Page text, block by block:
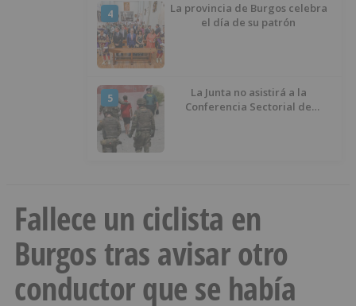
4
La provincia de Burgos celebra
el día de su patrón
5
La Junta no asistirá a la
Conferencia Sectorial de
Fallece un ciclista en
Burgos tras avisar otro
conductor que se había